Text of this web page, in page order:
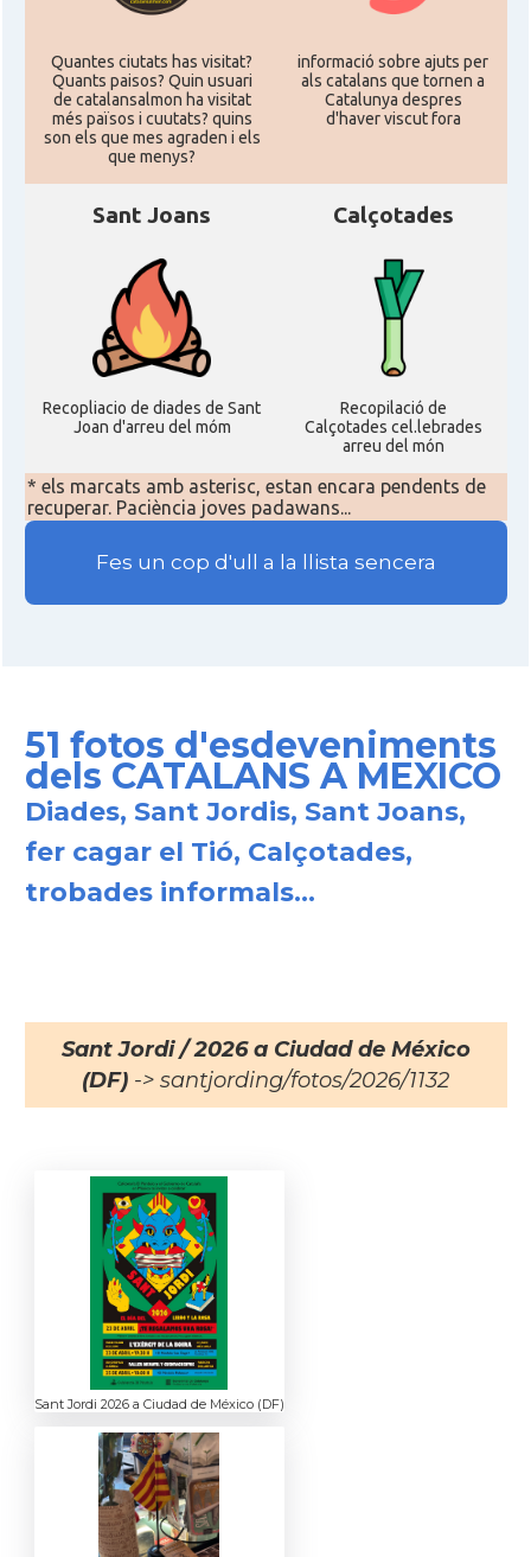
Quantes ciutats has visitat?
Quants paisos? Quin usuari
de catalansalmon ha visitat
més països i cuutats? quins
son els que mes agraden i els
que menys?
informació sobre ajuts per
als catalans que tornen a
Catalunya despres
d'haver viscut fora
Sant Joans
Recopliacio de diades de Sant
Joan d'arreu del móm
Calçotades
Recopilació de
Calçotades cel.lebrades
arreu del món
* els marcats amb asterisc, estan encara pendents de
recuperar. Paciència joves padawans...
Fes un cop d'ull a la llista sencera
51 fotos d'esdeveniments
dels CATALANS A MEXICO
Diades, Sant Jordis, Sant Joans,
fer cagar el Tió, Calçotades,
trobades informals...
Sant Jordi / 2026 a Ciudad de México
(DF) -> santjording/fotos/2026/1132
Sant Jordi 2026 a Ciudad de México (DF)